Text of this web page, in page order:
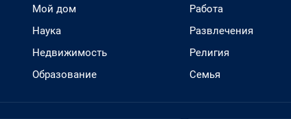
Мой дом
Наука
Недвижимость
Образование
Работа
Развлечения
Религия
Семья